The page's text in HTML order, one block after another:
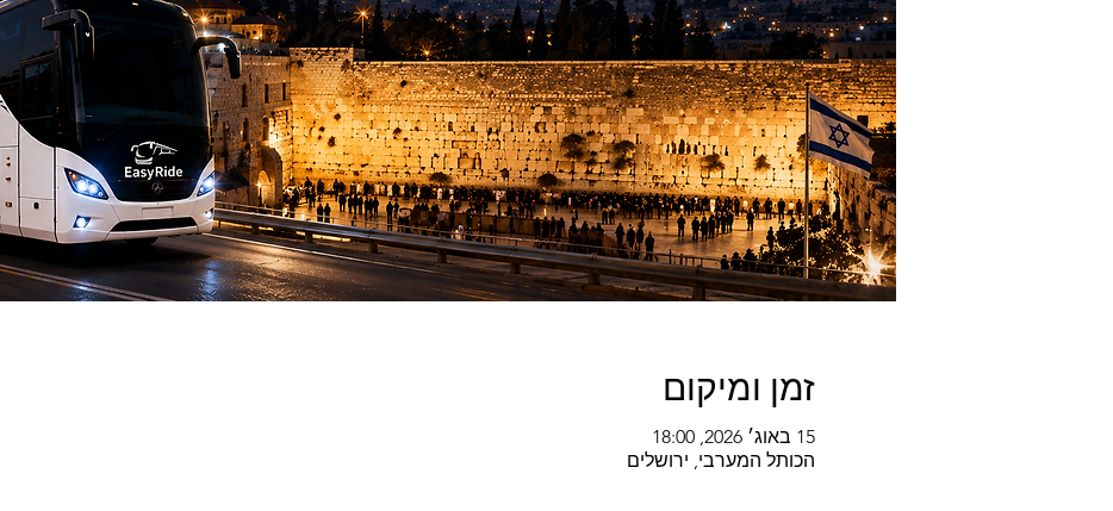
זמן ומיקום
15 באוג׳ 2026, 18:00
הכותל המערבי, ירושלים